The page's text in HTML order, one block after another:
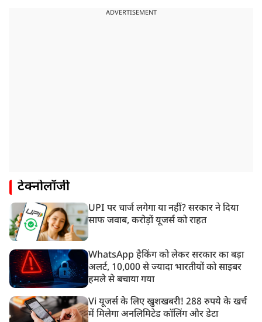
ADVERTISEMENT
टेक्नोलॉजी
UPI पर चार्ज लगेगा या नहीं? सरकार ने दिया
साफ जवाब, करोड़ों यूजर्स को राहत
WhatsApp हैकिंग को लेकर सरकार का बड़ा
अलर्ट, 10,000 से ज्यादा भारतीयों को साइबर
हमले से बचाया गया
Vi यूजर्स के लिए खुशखबरी! 288 रुपये के खर्च
में मिलेगा अनलिमिटेड कॉलिंग और डेटा